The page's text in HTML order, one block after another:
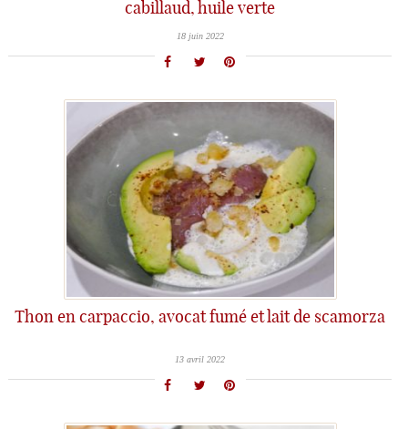
cabillaud, huile verte
18 juin 2022
Thon en carpaccio, avocat fumé et lait de scamorza
13 avril 2022